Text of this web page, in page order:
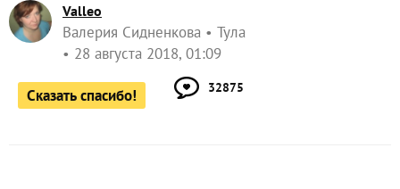
Valleo
Валерия Сидненкова
Тула
28 августа 2018, 01:09
Сказать спасибо! 32875